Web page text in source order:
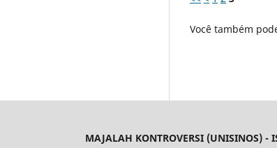
Você também
MAJALAH KONTROVERSI (UNISINOS) -